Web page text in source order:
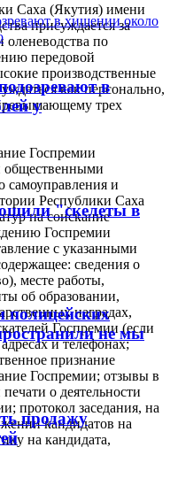
Саха (Якутия) имени
присуждается за
по
передовой
производственные
как персонально,
трех
Госпремии
общественными
самоуправления и
Республики Саха
на соискание
Госпремии
с указанными
сведения о
месте работы,
об образовании,
наградах,
Госпремии (если
и телефонах;
признание
Госпремии; отзывы в
о деятельности
протокол заседания, на
кандидатов на
на кандидата,
в
у
"скелеты в
полицейских
не мы
продажу